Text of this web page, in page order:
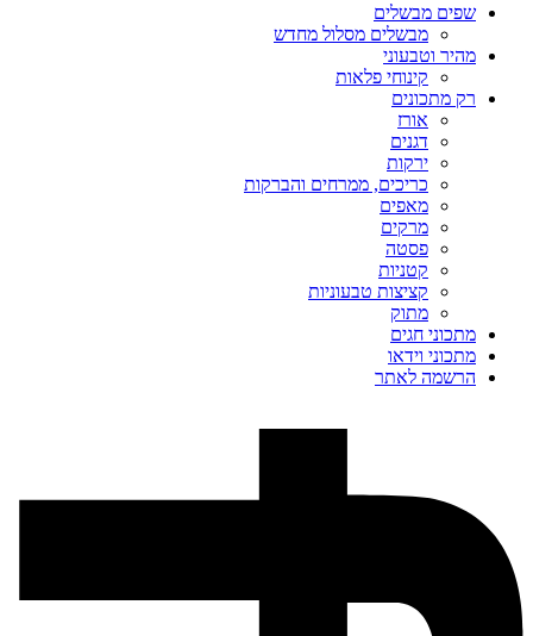
שפים מבשלים
מבשלים מסלול מחדש
מהיר וטבעוני
קינוחי פלאות
רק מתכונים
אורז
דגנים
ירקות
כריכים, ממרחים והברקות
מאפים
מרקים
פסטה
קטניות
קציצות טבעוניות
מתוק
מתכוני חגים
מתכוני וידאו
הרשמה לאתר